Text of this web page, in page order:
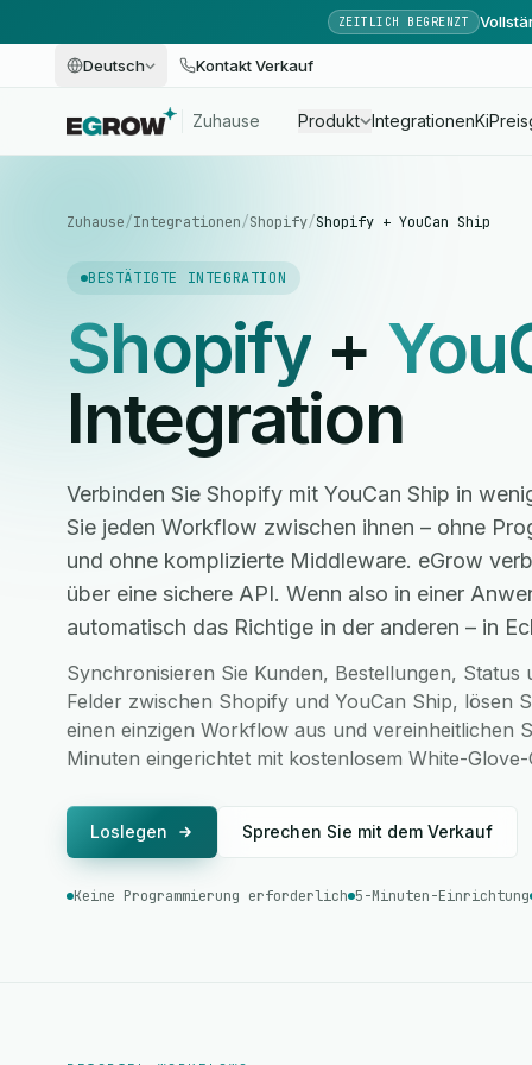
ZEITLICH BEGRENZT
Deutsch Kontakt Verkauf
Zuhause Produkt IntegrationenKi
Zuhause/Integrationen/Shopify/Shopify + YouCan Ship
BESTÄTIGTE INTEGRATION
Shopify+
Integration
Verbinden Sie Shopify mit YouCan Ship in
Sie jeden Workflow zwischen ihnen – ohne
und ohne komplizierte Middleware. eGrow
über eine sichere API. Wenn also in einer
automatisch das Richtige in der anderen – in
Synchronisieren Sie Kunden, Bestellungen,
Felder zwischen Shopify und YouCan Ship, lösen
einen einzigen Workflow aus und vereinheitlichen
Minuten eingerichtet mit kostenlosem White-
Loslegen Sprechen Sie mit dem Verkauf
Keine Programmierung erforderlich 5-Minuten-Einrichtung